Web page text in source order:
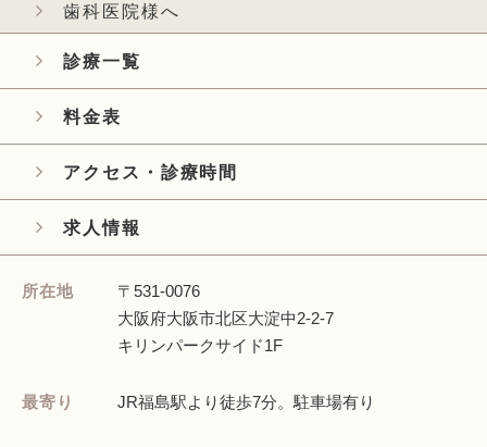
歯科医院様へ
診療一覧
料金表
アクセス・診療時間
求人情報
所在地
〒531-0076
大阪府大阪市北区大淀中2-2-7
キリンパークサイド1F
最寄り JR福島駅より徒歩7分。 駐車場有り